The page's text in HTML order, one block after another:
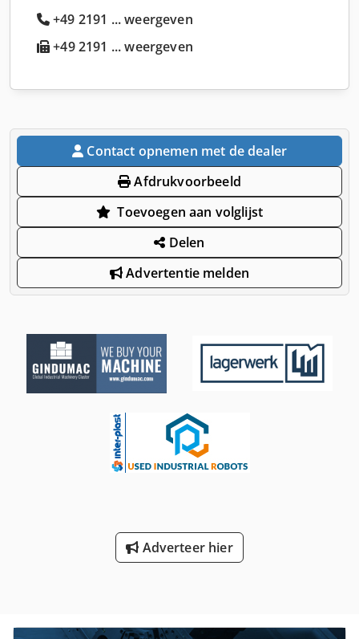
+49 2191 ... weergeven
+49 2191 ... weergeven
Contact opnemen met de dealer
Afdrukvoorbeeld
Toevoegen aan volglijst
Delen
Advertentie melden
Adverteer hier